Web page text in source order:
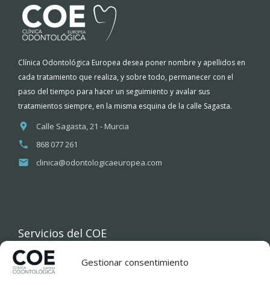
Gestionar consentimiento
Clínica Odontológica Europea desea poner nombre y apellidos en
cada tratamiento que realiza, y sobre todo, permanecer con el
paso del tiempo para hacer un seguimiento y avalar sus
tratamientos siempre, en la misma esquina de la calle Sagasta.
Calle Sagasta, 21 - Murcia
868 077 261
clinica@odontologicaeuropea.com
Servicios del COE
INICIO